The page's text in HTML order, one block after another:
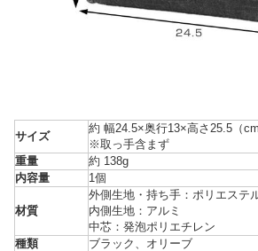
サイズ
約 幅24.5×奥行13×高さ25.5（cm
※取っ手含まず
重量
約 138g
内容量
1個
材質
外側生地・持ち手：ポリエステ
内側生地：アルミ
中芯：発泡ポリエチレン
種類
ブラック、オリーブ